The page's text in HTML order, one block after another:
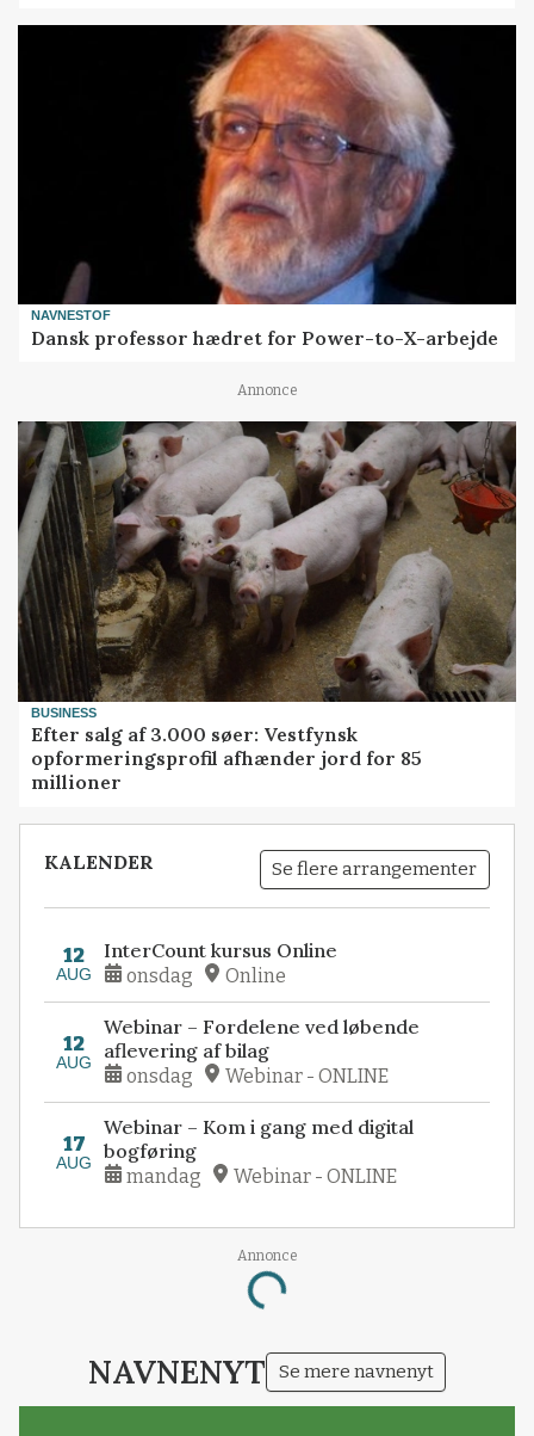
NAVNESTOF
Dansk professor hædret for Power-to-X-arbejde
Annonce
BUSINESS
Efter salg af 3.000 søer: Vestfynsk
opformeringsprofil afhænder jord for 85
millioner
KALENDER Se flere arrangementer
12
AUG
InterCount kursus Online
onsdag Online
12
AUG
Webinar – Fordelene ved løbende
aflevering af bilag
onsdag Webinar - ONLINE
17
AUG
Webinar – Kom i gang med digital
bogføring
mandag Webinar - ONLINE
Annonce
Loading...
NAVNENYT Se mere navnenyt